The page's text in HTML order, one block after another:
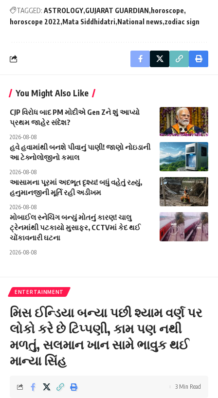
TAGGED: ASTROLOGY GUJARAT GUARDIAN horoscope
horoscope 2022 Mata Siddhidatri National news zodiac sign
You Might Also Like
CJP વિરોધ બાદ PM મોદીએ Gen Zને શું આપ્યો
પ્રથમ જાહેર સંદેશ?
2026-08-08
હવે હવામાંથી બનશે પીવાનું પાણી! જાણો નોઇડાની
આ ટેક્નોલોજીનો કમાલ
2026-08-08
આસામના પૂરમાં અદભૂત દૃશ્ય! બધું વહેતું રહ્યું,
હનુમાનજીની મૂર્તિ રહી અડીખમ
2026-08-08
મોબાઈલ સ્નેચિંગ બન્યું મોતનું કારણ! ચાલુ
ટ્રેનમાંથી પટકાયો મુસાફર, CCTVમાં કેદ થઈ
ચોંકાવનારી ઘટના
2026-08-08
ENTERTAINMENT
મિસ ઈન્ડિયા બન્યા પછી શ્યામ વર્ણ પર
લોકો કરે છે ટિપ્પણી, કામ પણ નથી
મળતું, સલમાન ખાન સામે ભાવુક થઈ
માન્યા સિંહ
3 Min Read